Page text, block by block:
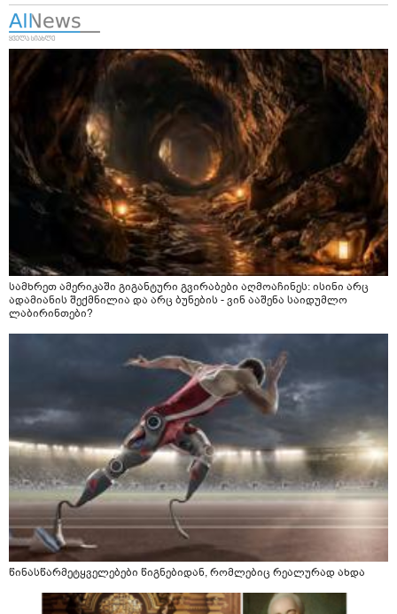
სამხრეთ ამერიკაში გიგანტური გვირაბები აღმოაჩინეს: ისინი არც
ადამიანის შექმნილია და არც ბუნების - ვინ ააშენა საიდუმლო
ლაბირინთები?
წინასწარმეტყველებები წიგნებიდან, რომლებიც რეალურად ახდა